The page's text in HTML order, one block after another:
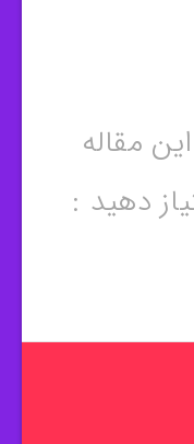
مقاله
دهید :